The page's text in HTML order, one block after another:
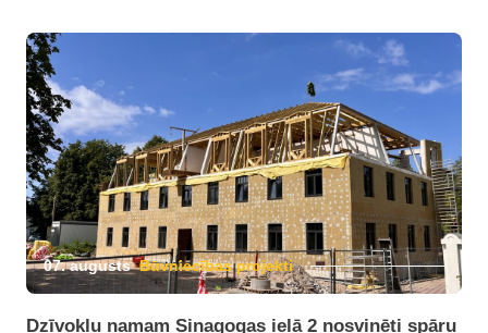
07. augusts Būvniecības projekti
Dzīvokļu namam Sinagogas ielā 2 nosvinēti spāru